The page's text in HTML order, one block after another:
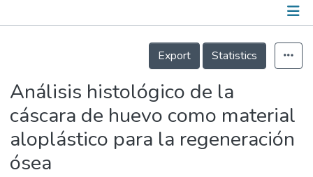
People
Información de la Publicación
Export
Statistics
Análisis histológico de la
cáscara de huevo como material
aloplástico para la regeneración
ósea